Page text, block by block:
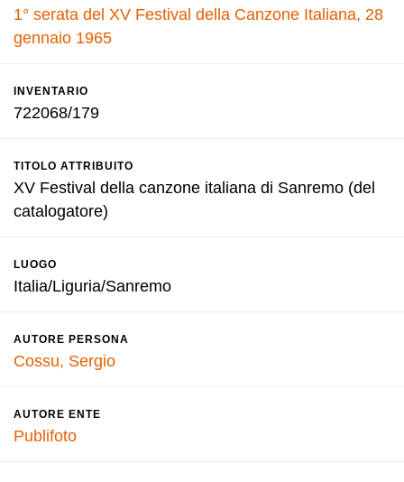
1° serata del XV Festival della Canzone Italiana, 28
gennaio 1965
INVENTARIO
722068/179
TITOLO ATTRIBUITO
XV Festival della canzone italiana di Sanremo (del
catalogatore)
LUOGO
Italia/Liguria/Sanremo
AUTORE PERSONA
Cossu, Sergio
AUTORE ENTE
Publifoto